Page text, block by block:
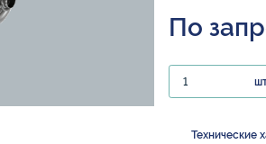
По
Технические